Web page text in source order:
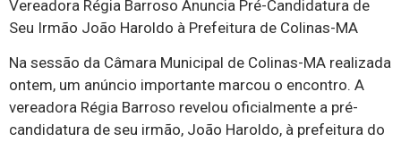
Vereadora Régia Barroso Anuncia Pré-Candidatura de
Seu Irmão João Haroldo à Prefeitura de Colinas-MA
Na sessão da Câmara Municipal de Colinas-MA realizada
ontem, um anúncio importante marcou o encontro. A
vereadora Régia Barroso revelou oficialmente a pré-
candidatura de seu irmão, João Haroldo, à prefeitura do